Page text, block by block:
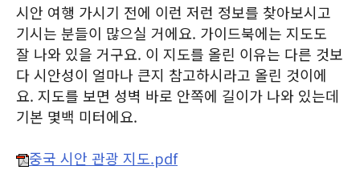
시안 여행 가시기 전에 이런 저런 정보를 찾아보시고
기시는 분들이 많으실 거에요. 가이드북에는 지도도
잘 나와 있을 거구요. 이 지도를 올린 이유는 다른 것보
다 시안성이 얼마나 큰지 참고하시라고 올린 것이에
요. 지도를 보면 성벽 바로 안쪽에 길이가 나와 있는데
기본 몇백 미터에요.
중국 시안 관광 지도.pdf